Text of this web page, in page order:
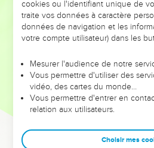
Aussitôt la lèpre quitte le
Jésus parle sévèrement à
chasse en lui disant :
« Attention, ne dis rien à
prêtre et offre le sacrifice que
tous auront la preuve que tu es
L’homme s’en va, mais il se met
peut plus se montrer dans une
cookies ou l'identifiant unique de
traite vos données à caractère
données de navigation et les
votre compte utilisateur) dans les
Mesurer l'audience de notre
Vous permettre d'utiliser des
vidéo, des cartes du monde…
Vous permettre d'entrer en
relation aux utilisateurs.
Choisir mes